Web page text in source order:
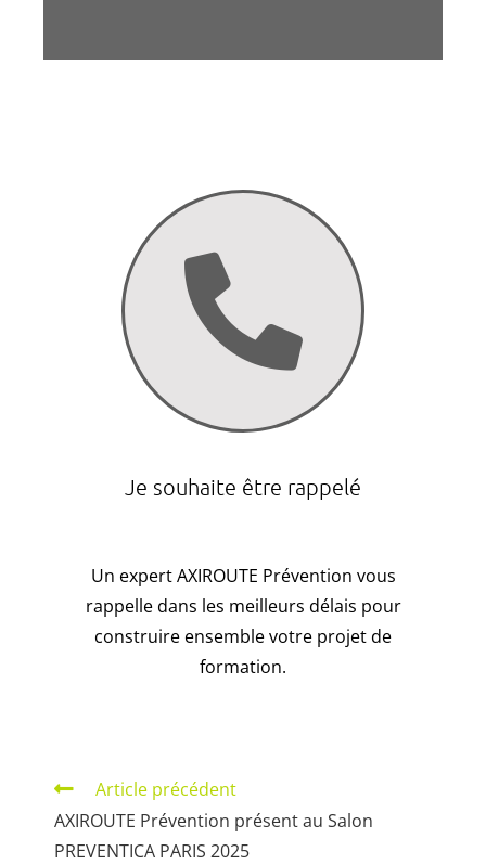
Je souhaite être rappelé
Un expert AXIROUTE Prévention vous
rappelle dans les meilleurs délais pour
construire ensemble votre projet de
formation.
Article précédent
AXIROUTE Prévention présent au Salon
PREVENTICA PARIS 2025